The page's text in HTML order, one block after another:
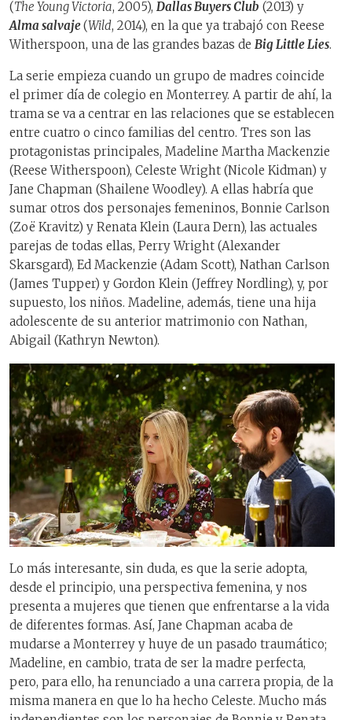
(The Young Victoria, 2005), Dallas Buyers Club (2013) y
Alma salvaje(Wild, 2014), en la que ya trabajó con Reese
Witherspoon, una de las grandes bazas de Big Little Lies.
La serie empieza cuando un grupo de madres coincide
el primer día de colegio en Monterrey. A partir de ahí, la
trama se va a centrar en las relaciones que se establecen
entre cuatro o cinco familias del centro. Tres son las
protagonistas principales, Madeline Martha Mackenzie
(Reese Witherspoon), Celeste Wright (Nicole Kidman) y
Jane Chapman (Shailene Woodley). A ellas habría que
sumar otros dos personajes femeninos, Bonnie Carlson
(Zoë Kravitz) y Renata Klein (Laura Dern), las actuales
parejas de todas ellas, Perry Wright (Alexander
Skarsgard), Ed Mackenzie (Adam Scott), Nathan Carlson
(James Tupper) y Gordon Klein (Jeffrey Nordling), y, por
supuesto, los niños. Madeline, además, tiene una hija
adolescente de su anterior matrimonio con Nathan,
Abigail (Kathryn Newton).
Lo más interesante, sin duda, es que la serie adopta,
desde el principio, una perspectiva femenina, y nos
presenta a mujeres que tienen que enfrentarse a la vida
de diferentes formas. Así, Jane Chapman acaba de
mudarse a Monterrey y huye de un pasado traumático;
Madeline, en cambio, trata de ser la madre perfecta,
pero, para ello, ha renunciado a una carrera propia, de la
misma manera en que lo ha hecho Celeste. Mucho más